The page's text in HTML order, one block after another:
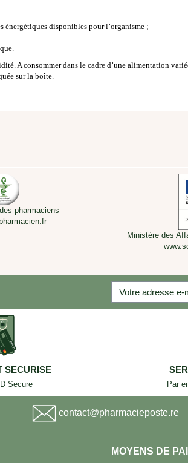
énergétiques disponibles pour l’organisme ;
A consommer dans le cadre d’une alimentation
sur la boîte.
pharmaciens
Ministère des
SECURISE
Secure Par
contact@pharmacieposte.re
MOYENS DE